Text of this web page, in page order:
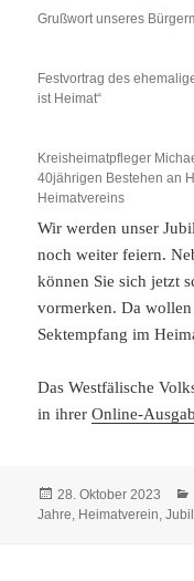
Grußwort unseres
Festvortrag des
ist Heimat“
Kreisheimatpfleger
40jährigen Bestehen an
Heimatvereins
Wir werden unser
noch weiter feiern.
können Sie sich jetzt
vormerken. Da
Sektempfang im
Das Westfälische
in ihrerOnline-
Veröffentlicht
am
28. Oktober 2023
Jahre, Heimatverein,